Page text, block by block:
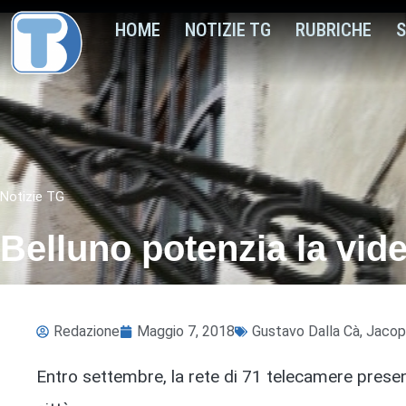
HOME NOTIZIE TG RUBRICHE
Notizie TG
Belluno potenzia la
Redazione Maggio 7, 2018 Gustavo Dalla Cà,
Entro settembre, la rete di 71 telecamere